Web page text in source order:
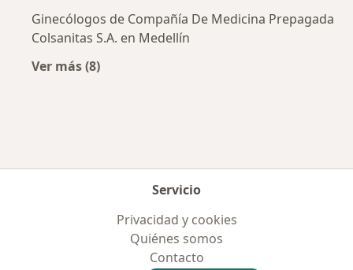
Ginecólogos de Compañía De Medicina Prepagada
Colsanitas S.A. en Medellín
Ver más (8)
Servicio
Privacidad y cookies
Quiénes somos
Contacto